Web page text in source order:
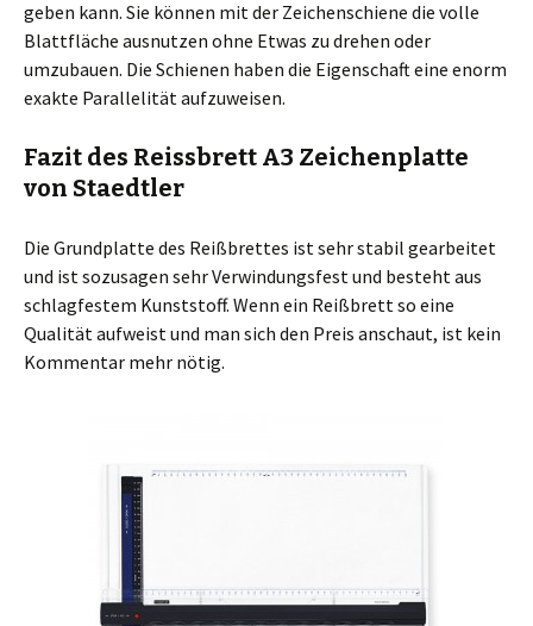
geben kann. Sie können mit der Zeichenschiene die volle
Blattfläche ausnutzen ohne Etwas zu drehen oder
umzubauen. Die Schienen haben die Eigenschaft eine enorm
exakte Parallelität aufzuweisen.
Fazit des Reissbrett A3 Zeichenplatte
von Staedtler
Die Grundplatte des Reißbrettes ist sehr stabil gearbeitet
und ist sozusagen sehr Verwindungsfest und besteht aus
schlagfestem Kunststoff. Wenn ein Reißbrett so eine
Qualität aufweist und man sich den Preis anschaut, ist kein
Kommentar mehr nötig.